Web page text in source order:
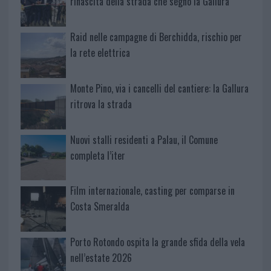
Raid nelle campagne di Berchidda, rischio per
la rete elettrica
Monte Pino, via i cancelli del cantiere: la Gallura
ritrova la strada
Nuovi stalli residenti a Palau, il Comune
completa l’iter
Film internazionale, casting per comparse in
Costa Smeralda
Porto Rotondo ospita la grande sfida della vela
nell’estate 2026